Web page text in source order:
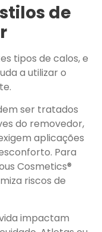
de
tipos de calos, e
a utilizar o
ser tratados
do removedor,
aplicações
Para
Cosmetics®
riscos de
impactam